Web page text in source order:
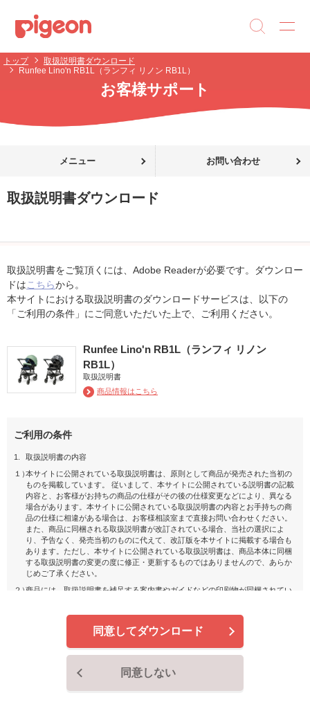
トップ
取扱説明書ダウンロード
Runfee Lino'n RB1L（ランフィ リノン RB1L）
お客様サポート
メニュー お問い合わせ
取扱説明書ダウンロード
取扱説明書をご覧頂くには、Adobe Readerが必要です。ダウンロー
ドは こちらから。
本サイトにおける取扱説明書のダウンロードサービスは、以下の
「ご利用の条件」にご同意いただいた上で、ご利用ください。
Runfee Lino'n RB1L（ランフィ リノン
RB1L）
取扱説明書
商品情報はこちら
ご利用の条件
1.
取扱説明書の内容
１）本サイトに公開されている取扱説明書は、原則として商品が発売された当初の
ものを掲載しています。 従いまして、本サイトに公開されている説明書の記載
内容と、お客様がお持ちの商品の仕様がその後の仕様変更などにより、異なる
場合があります。本サイトに公開されている取扱説明書の内容とお手持ちの商
品の仕様に相違がある場合は、お客様相談室まで直接お問い合わせください。
また、商品に同梱される取扱説明書が改訂されている場合、当社の選択によ
り、予告なく、発売当初のものに代えて、改訂版を本サイトに掲載する場合も
あります。ただし、本サイトに公開されている取扱説明書は、商品本体に同梱
する取扱説明書の変更の度に修正・更新するものではありませんので、あらか
じめご了承ください。
２）商品には、取扱説明書を補足する案内書やガイドなどの印刷物が同梱されてい
商品ご使用時の安全上のご注意については、取扱説明書に記載または別途同梱の別
基本的に公開しておりません。
取扱説明書中に記載する安全上のご注意は、法的規
同意しない
同意してダウンロード